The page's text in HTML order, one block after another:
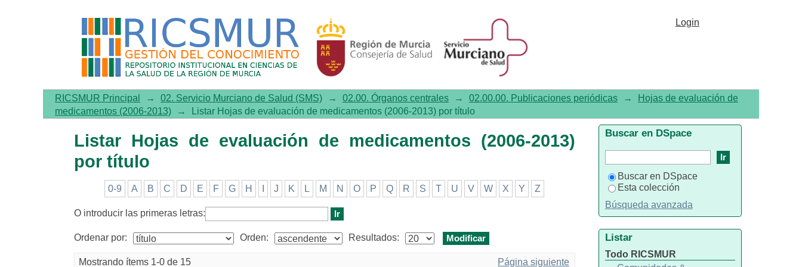
Listar Hojas de evaluación de medicamentos (2006-2013) por título Login
RICSMUR Principal → 02. Servicio Murciano de Salud (SMS) → 02.00. Órganos centrales → 02.00.00. Publicaciones periódicas →
Hojas de evaluación de
medicamentos (2006-2013)
→ Listar Hojas de evaluación de medicamentos (2006-2013) por título
Listar Hojas de evaluación de medicamentos (2006-2013)
por título
0-9 A B C D E F G H J K L M N O P Q R S T U V W X Y Z
O introducir las primeras letras:
Ordenar por: Orden: Resultados:
Mostrando ítems 1-0 de 15 Página siguiente
Buscar en DSpace
Buscar en DSpace
Esta colección
Búsqueda avanzada
Listar
Todo RICSMUR